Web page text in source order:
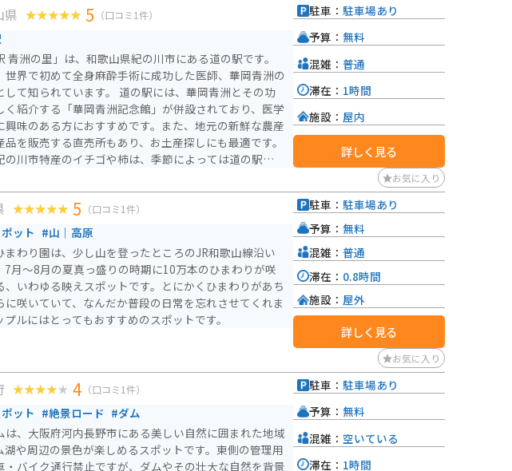
県 5 （口コミ1件）
青洲の里」は、和歌山県紀の川市にある道の駅です。
世界で初めて全身麻酔手術に成功した医師、華岡青洲の
ています。 道の駅には、華岡青洲とその功
く紹介する「華岡青洲記念館」が併設されており、医学
興味のある方におすすめです。また、地元の新鮮な農産
品を販売する直売所もあり、お土産探しにも最適です。
の川市特産のイチゴや柿は、季節によっては道の駅でも
、道の駅には広い駐車場が完備されているので安心で
には、自然豊かな風景が広がっており、ツーリングの休
トとしても最適です。道の駅周辺には、華岡青洲が麻酔
として使用した植物を栽培している「薬草園」など、見
点在しているので、バイクで巡ってみるのも良いでしょ
駐車： 駐車場あり
予算： 無料
混雑： 普通
滞在： 1時間
施設： 屋内
詳しく見る
お気に入り
5 （口コミ1件）
ット #山｜高原
まわり園は、少し山を登ったところのJR和歌山線沿い
7月〜8月の夏真っ盛りの時期に10万本のひまわりが咲
、いわゆる映えスポットです。とにかくひまわりがあち
に咲いていて、なんだか普段の日常を忘れさせてくれま
プルにはとってもおすすめのスポットです。
駐車： 駐車場あり
予算： 無料
混雑： 普通
滞在： 0.8時間
施設： 屋外
詳しく見る
お気に入り
4 （口コミ1件）
ット #絶景ロード #ダム
は、大阪府河内長野市にある美しい自然に囲まれた地域
湖や周辺の景色が楽しめるスポットです。東側の管理用
・バイク通行禁止ですが、ダムやその壮大な自然を背景
駐車： 駐車場あり
予算： 無料
混雑： 空いている
滞在： 1時間